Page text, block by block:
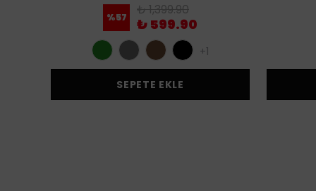
%57 ₺ 1,399.90
₺ 599.90
+1
SEPETE EKLE